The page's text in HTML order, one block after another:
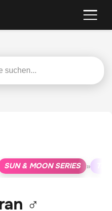
SUN & MOON SERIES »
♂